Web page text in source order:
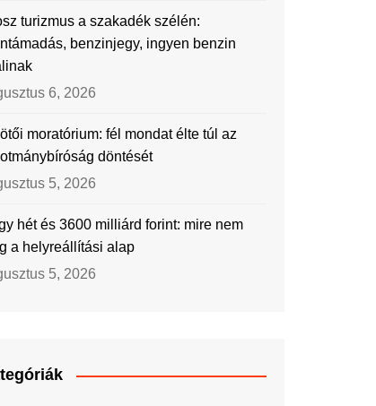
turizmus a szakadék szélén:
benzinjegy, ingyen benzin
6, 2026
moratórium: fél mondat élte túl az
döntését
5, 2026
hét és 3600 milliárd forint: mire nem
a helyreállítási alap
5, 2026